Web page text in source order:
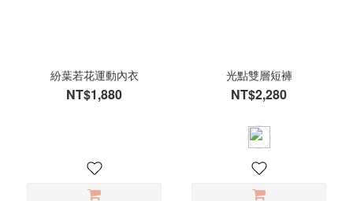
紛葉若花運動內衣
NT$1,880
光點雙層短褲
NT$2,280